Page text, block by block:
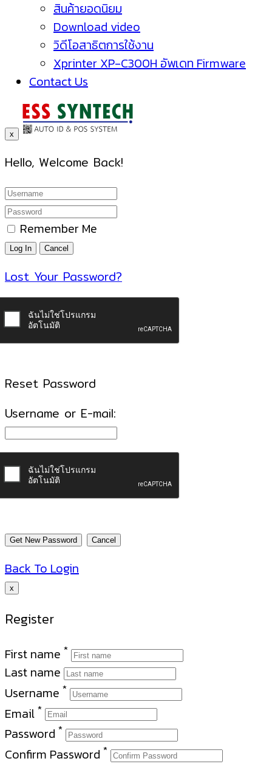
สินค้ายอดนิยม
Download video
วิดีโอสาธิตการใช้งาน
Xprinter XP-C300H อัพเดท Firmware
Contact Us
x
Hello, Welcome Back!
Remember Me
Lost Your Password?
Reset Password
Username or E-mail:
Back To Login
x
Register
First name *
Last name
Username *
Email *
Password *
Confirm Password *